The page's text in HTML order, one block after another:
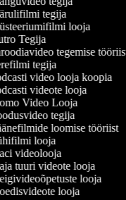
tegija
looja
Tegija
tegemise tööriist
tegija
video looja koopia
videote looja
Video Looja
tegija
loomise tööriist
looja
videolooja
tuuri videote looja
looja
looja